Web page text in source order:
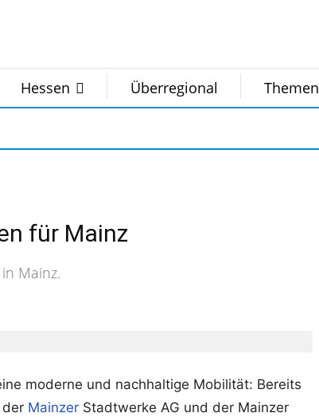
Hessen Überregional Themen
für Mainz
Mainz.
moderne und nachhaltige Mobilität: Bereits
Mainzer Stadtwerke AG und der Mainzer